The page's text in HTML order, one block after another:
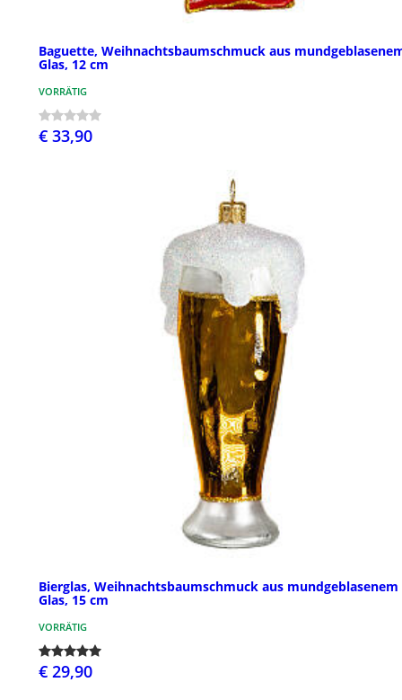
Baguette, Weihnachtsbaumschmuck aus
Glas, 12 cm
VORRÄTIG
€ 33,90
Bierglas, Weihnachtsbaumschmuck aus mundgeblasenem
Glas, 15 cm
VORRÄTIG
€ 29,90